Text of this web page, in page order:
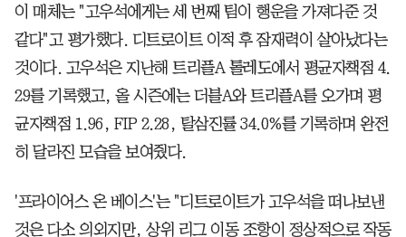
이 매체는 "고우석에게는 세 번째 팀이 행운을 가져다준 것
같다"고 평가했다. 디트로이트 이적 후 잠재력이 살아났다는
것이다. 고우석은 지난해 트리플A 톨레도에서 평균자책점 4.
29를 기록했고, 올 시즌에는 더블A와 트리플A를 오가며 평
균자책점 1.96, FIP 2.28, 탈삼진률 34.0%를 기록하며 완전
히 달라진 모습을 보여줬다.
'프라이어스 온 베이스'는 "디트로이트가 고우석을 떠나보낸
것은 다소 의외지만, 상위 리그 이동 조항이 정상적으로 작동